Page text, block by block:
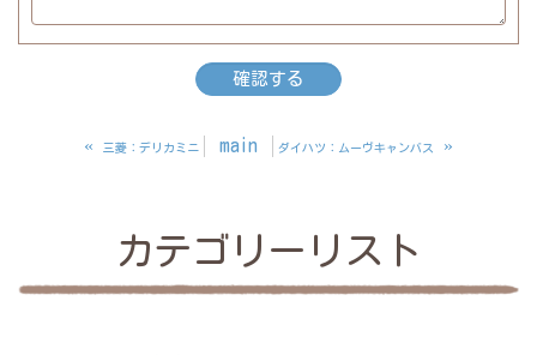
« 三菱：デリカミニ main ダイハツ：ムーヴキャンバス »
カテゴリーリスト